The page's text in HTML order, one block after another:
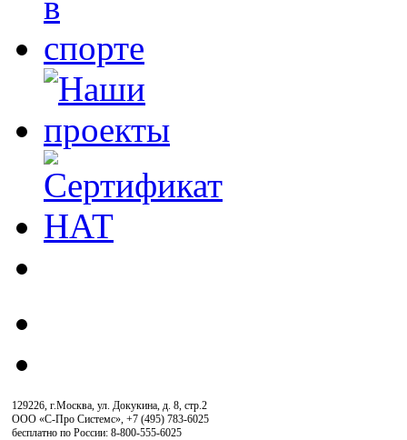
129226, г.Москва, ул. Докукина, д. 8, стр.2
ООО «С-Про Системс» +7 (495) 783-6025
бесплатно по России: 8-800-555-6025